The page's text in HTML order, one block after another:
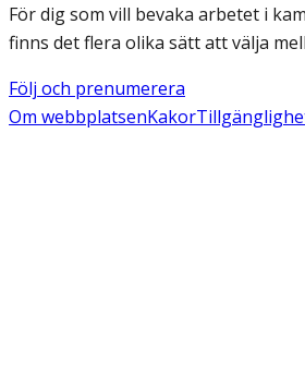
För dig som vill bevaka arbetet i
finns det flera olika sätt att välja
Följ och prenumerera
Om webbplatsenKakor